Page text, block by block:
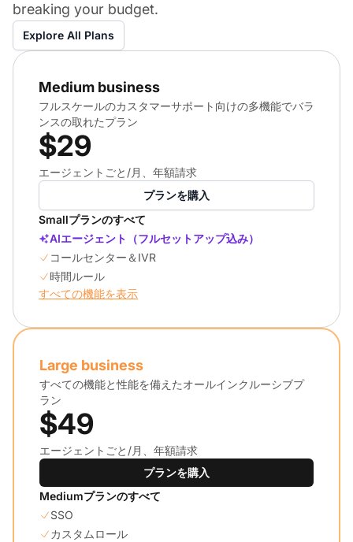
breaking your budget.
Explore All Plans
Medium business
フルスケールのカスタマーサポート向けの多機能でバラ
ンスの取れたプラン
$29
エージェントごと/月、年額請求
プランを購入
Smallプランのすべて
AIエージェント（フルセットアップ込み）
コールセンター＆IVR
時間ルール
すべての機能を表示
Large business
すべての機能と性能を備えたオールインクルーシブプ
ラン
$49
エージェントごと/月、年額請求
プランを購入
Mediumプランのすべて
SSO
カスタムロール